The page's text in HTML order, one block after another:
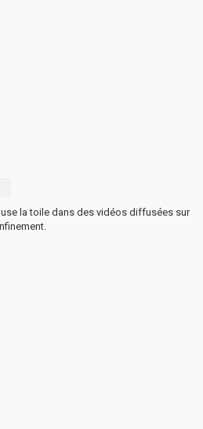
la toile dans des vidéos diffusées sur